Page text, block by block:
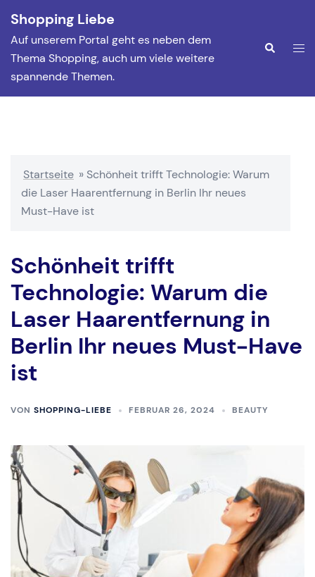
Inhalt
springen
Shopping Liebe
Auf unserem Portal geht es neben dem
Thema Shopping, auch um viele weitere
spannende Themen.
Suche
Startseite » Schönheit trifft Technologie: Warum
die Laser Haarentfernung in Berlin Ihr neues
Must-Have ist
Schönheit trifft
Technologie: Warum die
Laser Haarentfernung in
Berlin Ihr neues Must-Have
ist
VON SHOPPING-LIEBE FEBRUAR 26, 2024 BEAUTY